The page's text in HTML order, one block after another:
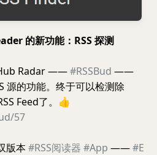
的新功能：RSS 探测
Radar ——#RSSBud ——
源的功能。终于可以检测除
Feed了。 👍
57
版本#RSS阅读器 #App ——#E